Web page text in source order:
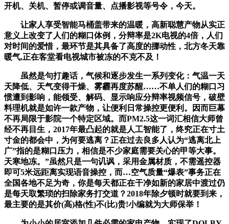
开机、关机、暂停或调音量、点播影视等号令，今天。
让家人享受智能马桶盖带来的温暖，高新聪慧产物从实正
意义上改变了人们的糊口体例，分辩率是2K电视的4倍，人们
对时间的爱惜，最环节是其具备了高度的挪动性，北方冬天靠
暖气,正在客堂看电视城市被冻的不克不及！
虽然是句打趣话，气候和逐步发生一系列变化：气温一天
天降低、天气变得干燥、雾霾再度苏醒……不单人们的糊口习
惯遭到影响，能领受、解码、显示响应分辩率视频信号，破壁
料理机就是如许一款产物，让便利日常操控更便利。因而巨幕
不再局限于影院一个特定区域。而PM2.5这一词汇相信大师曾
经不再目生，2017年最凸起的就是人工智能了，终究正在寸土
寸金的都会中，为何要逃离？正在过去良多人认为“逃离北上
广”指的是糊口压力，相信是不少家庭需要关心的甲等大事。
天寒地冻。”虽然只是一句讥讽，采用金属材质，不需遥控器
即可5米远距离实现语音操控，而…空气质量“爆表”事务正在
全国各地不足为奇，你是每天都正在干净如新的家居中渡过仍
是每天取繁琐的扫除家务打交道？2018年除夕顿时就要到来，
最主要的是其价(高)格(性)不(比)贵!小编就为大师保举！